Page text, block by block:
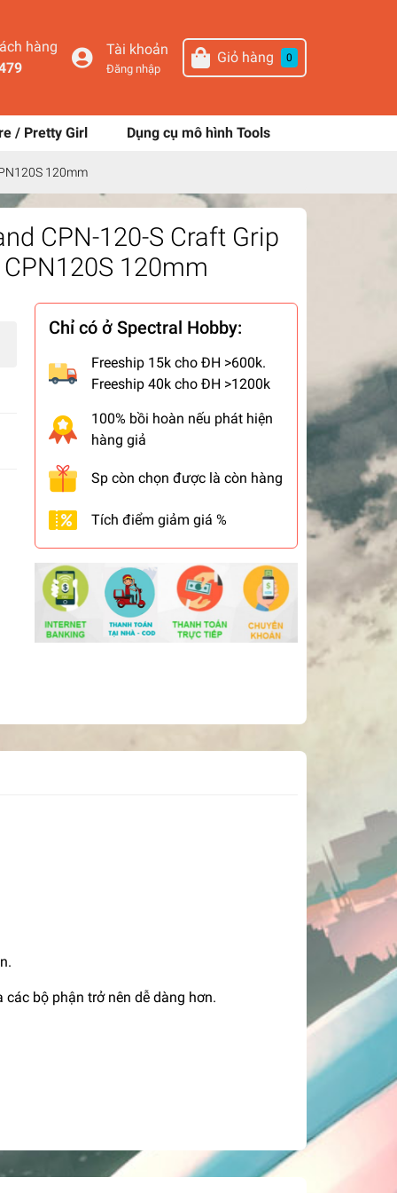
hàng
Tài khoản
Đăng nhập
Giỏ hàng 0
/ Pretty Girl Dụng cụ mô hình Tools
120mm
CPN-120-S Craft Grip
120mm
Chỉ có ở Spectral Hobby:
Freeship 15k cho ĐH >600k.
Freeship 40k cho ĐH >1200k
100% bồi hoàn nếu phát hiện
hàng giả
Sp còn chọn được là còn hàng
Tích điểm giảm giá %
bộ phận trở nên dễ dàng hơn.